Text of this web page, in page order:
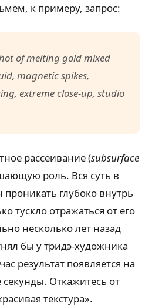
к примеру, запрос:
of melting gold mixed
magnetic spikes,
extreme close-up, studio
рассеивание (subsurface
роль. Вся суть в
глубоко внутрь
тускло отражаться от его
несколько лет назад
бы у тридэ-художника
результат появляется на
Откажитесь от
текстура».